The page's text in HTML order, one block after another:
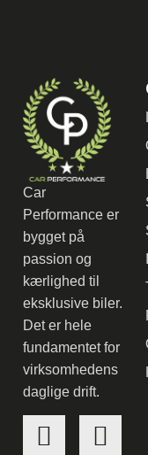
Car
Performance er
bygget på
passion og
kærlighed til
eksklusive biler.
Det er hele
fundamentet for
virksomhedens
daglige drift.